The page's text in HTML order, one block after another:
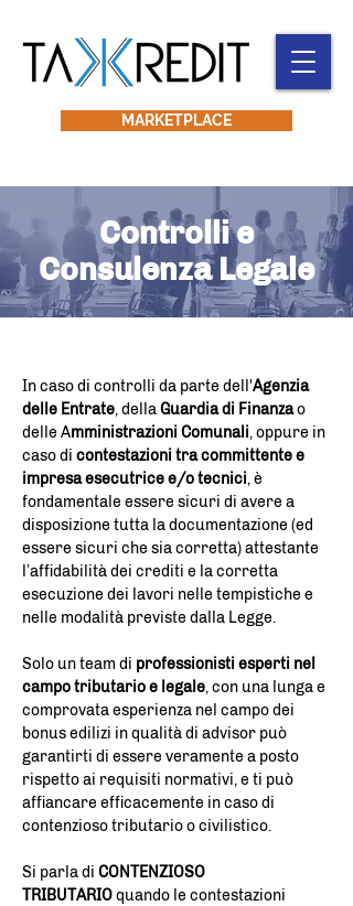
MARKETPLACE
Controlli e
Consulenza Legale
In caso di controlli da parte dell'Agenzia
delle Entrate, dellaGuardia di Finanzao
delle Amministrazioni Comunali, oppure in
caso di contestazioni tra committente e
impresa esecutrice e/o tecnici, è
fondamentale essere sicuri di avere a
disposizione tutta la documentazione (ed
essere sicuri che sia corretta) attestante
l’affidabilità dei crediti e la corretta
esecuzione dei lavori nelle tempistiche e
nelle modalità previste dalla Legge.
Solo un team di professionisti esperti nel
campo tributario e legale, con una lunga e
comprovata esperienza nel campo dei
bonus edilizi in qualità di advisor può
garantirti di essere veramente a posto
rispetto ai requisiti normativi, e ti può
affiancare efficacemente in caso di
contenzioso tributario o civilistico.
Si parla di CONTENZIOSO
TRIBUTARIOquando le contestazioni